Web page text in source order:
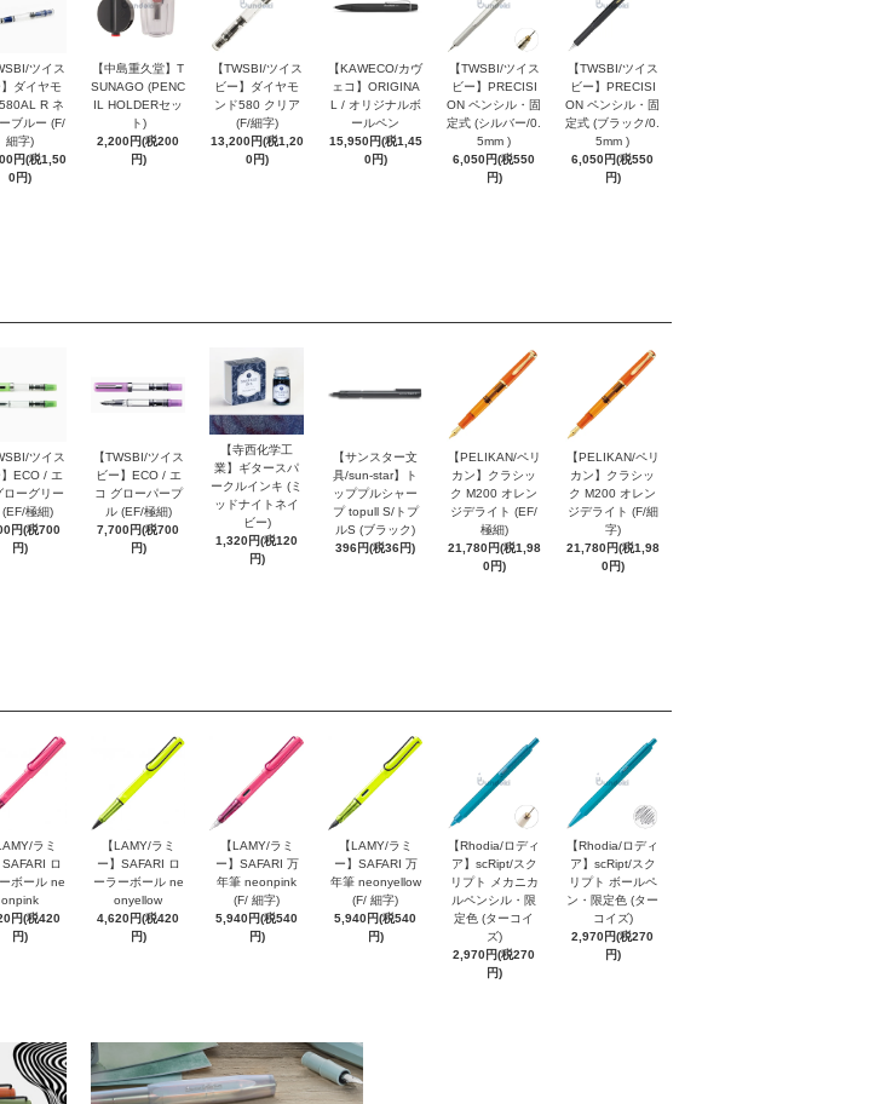
ツイス
】ダイヤモ
R ネ
ブルー (F/
細字)
円(税1,50
0円)
【中島重久堂】T
SUNAGO (PENC
IL HOLDERセッ
ト)
2,200円(税200
円)
【TWSBI/ツイス
ビー】ダイヤモ
ンド580 クリア
(F/細字)
13,200円(税1,20
0円)
【KAWECO/カヴ
ェコ】ORIGINA
L / オリジナルボ
ールペン
15,950円(税1,45
0円)
【TWSBI/ツイス
ビー】PRECISI
ON ペンシル・固
定式 (シルバー/0.
5mm )
6,050円(税550
円)
【TWSBI/ツイス
ビー】PRECISI
ON ペンシル・固
定式 (ブラック/0.
5mm )
6,050円(税550
円)
ツイス
】ECO / エ
ローグリー
(EF/極細)
円(税700
円)
【TWSBI/ツイス
ビー】ECO / エ
コ グローパープ
ル (EF/極細)
7,700円(税700
円)
【寺西化学工
業】ギタースパ
ークルインキ (ミ
ッドナイトネイ
ビー)
1,320円(税120
円)
【サンスター文
具/sun-star】ト
ッププルシャー
プ topull S/トプ
ルS (ブラック)
396円(税36円)
【PELIKAN/ペリ
カン】クラシッ
ク M200 オレン
ジデライト (EF/
極細)
21,780円(税1,98
0円)
【PELIKAN/ペリ
カン】クラシッ
ク M200 オレン
ジデライト (F/細
字)
21,780円(税1,98
0円)
ラミ
SAFARI ロ
ボール ne
onpink
円(税420
円)
【LAMY/ラミ
ー】SAFARI ロ
ーラーボール ne
onyellow
4,620円(税420
円)
【LAMY/ラミ
ー】SAFARI 万
年筆 neonpink
(F/ 細字)
5,940円(税540
円)
【LAMY/ラミ
ー】SAFARI 万
年筆 neonyellow
(F/ 細字)
5,940円(税540
円)
【Rhodia/ロディ
ア】scRipt/スク
リプト メカニカ
ルペンシル・限
定色 (ターコイ
ズ)
2,970円(税270
円)
【Rhodia/ロディ
ア】scRipt/スク
リプト ボールペ
ン・限定色 (ター
コイズ)
2,970円(税270
円)